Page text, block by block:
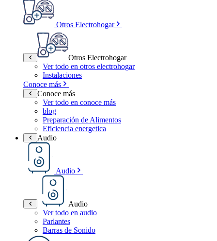
Otros Electrohogar
Otros Electrohogar
Ver todo en otros electrohogar
Instalaciones
Conoce más
Conoce más
Ver todo en conoce más
blog
Preparación de Alimentos
Eficiencia energetica
Audio
Audio
Audio
Ver todo en audio
Parlantes
Barras de Sonido